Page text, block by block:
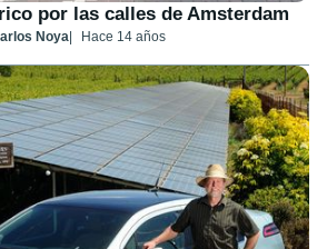
por las calles de Amsterdam
Noya Hace 14 años